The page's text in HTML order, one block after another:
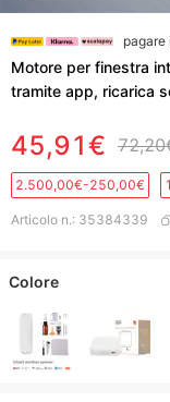
pagare
Motore per finestra
tramite app, ricarica
45,91€
2.500,00€-250,00€
Articolo n.: 35384339
Colore